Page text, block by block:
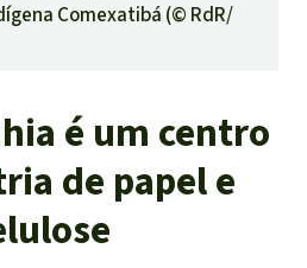
Comexatibá (© RdR/
é um centro
de papel e